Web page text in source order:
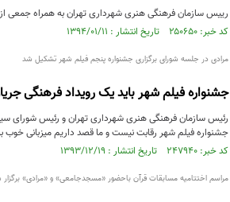
رییس سازمان فرهنگی هنری شهرداری تهران به همراه جمعی
کد خبر: ۲۵۰۶۵۰ تاریخ انتشار : ۱۳۹۴/۰۱/۱۱
مرادی در جلسه شورای برگزاری جشنواره پنجم فیلم شهر تشکیل شد
جشنواره فیلم شهر باید یک رویداد فرهنگی
رئیس سازمان فرهنگی هنری شهرداری تهران و رئیس شورای
جشنواره فیلم شهر رقابت نیست و ما قصد داریم میزبانی خوب
کد خبر: ۲۴۷۹۴۰ تاریخ انتشار : ۱۳۹۳/۱۲/۱۹
مراسم اختتامیه مسابقات قرآن باحضور «مسجدجامعی» و «مرادی» برگزار